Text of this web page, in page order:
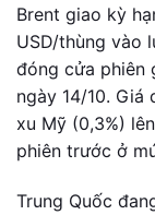
Brent giao kỳ
USD/thùng vào
đóng cửa phiên
ngày 14/10. Giá
xu Mỹ (0,3%)
phiên trước ở
Trung Quốc